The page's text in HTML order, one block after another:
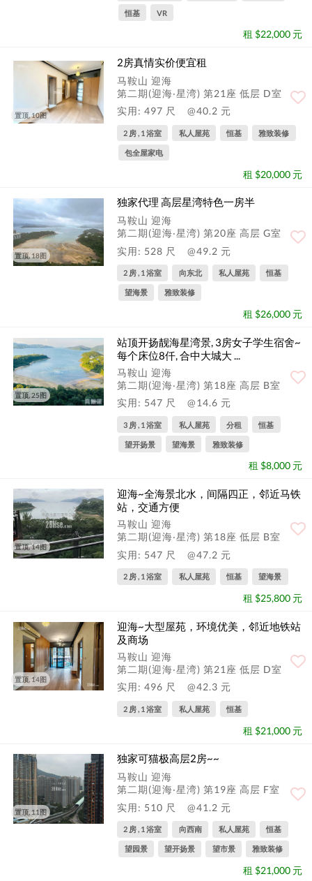
恒基 VR
租 $22,000 元
置顶, 10图
2房真情实价便宜租
马鞍山 迎海
第二期(迎海‧星湾) 第21座 低层 D室
实用: 497 尺
@40.2 元
2 房 , 1 浴室 私人屋苑 恒基 雅致装修
包全屋家电
租 $20,000 元
置顶, 18图
独家代理 高层星湾特色一房半
马鞍山 迎海
第二期(迎海‧星湾) 第20座 高层 G室
实用: 528 尺
@49.2 元
2 房 , 1 浴室 向东北 私人屋苑 恒基
望海景 雅致装修
租 $26,000 元
置顶, 25图
站顶开扬靓海星湾景, 3房女子学生宿舍~
每个床位8仟, 合中大城大 ...
马鞍山 迎海
第二期(迎海‧星湾) 第18座 高层 B室
实用: 547 尺
@14.6 元
3 房 , 1 浴室 私人屋苑 分租 恒基
望开扬景 望海景 雅致装修
租 $8,000 元
置顶, 14图
迎海~全海景北水，间隔四正，邻近马铁
站，交通方便
马鞍山 迎海
第二期(迎海‧星湾) 第18座 低层 B室
实用: 547 尺
@47.2 元
2 房 , 1 浴室 私人屋苑 恒基 望海景
租 $25,800 元
置顶, 14图
迎海~大型屋苑，环境优美，邻近地铁站
及商场
马鞍山 迎海
第二期(迎海‧星湾) 第21座 低层 D室
实用: 496 尺
@42.3 元
2 房 , 1 浴室 私人屋苑 恒基
租 $21,000 元
置顶, 11图
独家可猫极高层2房~~
马鞍山 迎海
第二期(迎海‧星湾) 第19座 高层 F室
实用: 510 尺
@41.2 元
2 房 , 1 浴室 向西南 私人屋苑 恒基
望园景 望开扬景 望市景 雅致装修
租 $21,000 元